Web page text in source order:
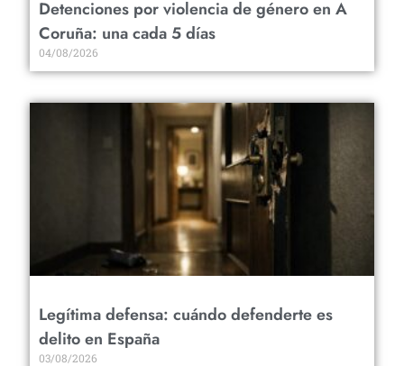
Detenciones por violencia de género en A
Coruña: una cada 5 días
04/08/2026
Legítima defensa: cuándo defenderte es
delito en España
03/08/2026